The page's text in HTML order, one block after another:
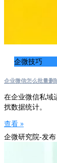
企微技巧
企业微信怎么批量删
在企业微信私域
扰数据统计。
查看 »
企微研究院-发布